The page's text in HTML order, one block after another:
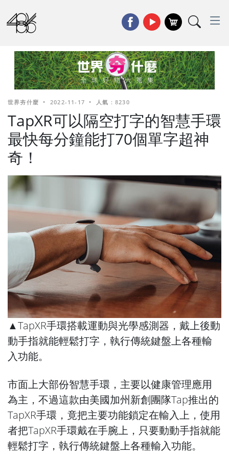
世界夯什麼 • 2022-11-17 • 人氣 : 8230
TapXR可以隔空打字的智慧手環
最快每分鐘能打70個單字超神
奇！
▲TapXR手環搭載運動與光學感測器，戴上後動
動手指就能輕鬆打字，執行傳統鍵盤上各種輸
入功能。
市面上大部份智慧手環，主要以健康管理應用
為主，不過這款由美國加州新創團隊Tap推出的
TapXR手環，竟把主要功能鎖定在輸入上，使用
者把TapXR手環戴在手腕上，只要動動手指就能
輕鬆打字，執行傳統鍵盤上各種輸入功能。